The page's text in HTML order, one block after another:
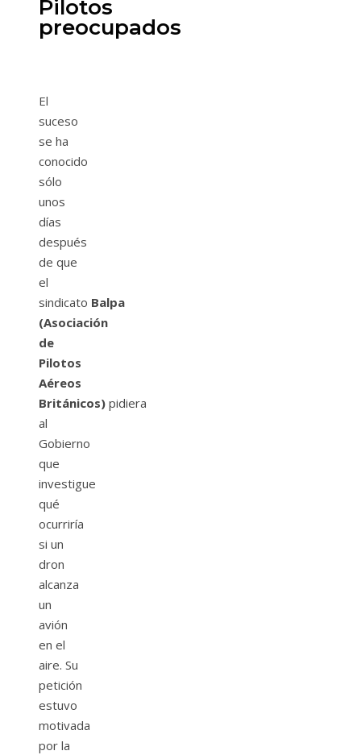
Pilotos
preocupados
El
suceso
se ha
conocido
sólo
unos
días
después
de que
el
sindicato Balpa
(Asociación
de
Pilotos
Aéreos
Británicos) pidiera
al
Gobierno
que
investigue
qué
ocurriría
si un
dron
alcanza
un
avión
en el
aire. Su
petición
estuvo
motivada
por la